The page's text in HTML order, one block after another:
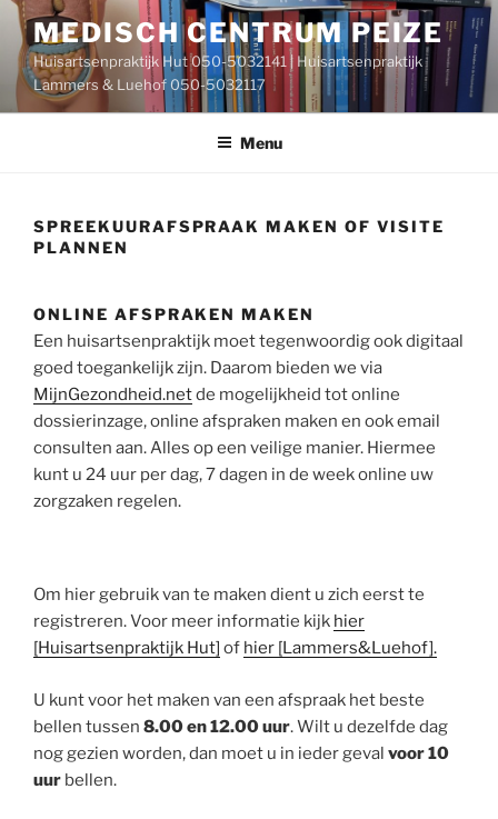
Ga
naar
inhoud
MEDISCH CENTRUM PEIZE
Huisartsenpraktijk Hut 050-5032141 | Huisartsenpraktijk
Lammers & Luehof 050-5032117
Menu
SPREEKUURAFSPRAAK MAKEN OF VISITE
PLANNEN
ONLINE AFSPRAKEN MAKEN
Patienten
portaal
voor
Huisartsenpraktijk
Hut”
Een huisartsenpraktijk moet tegenwoordig ook digitaal
goed toegankelijk zijn. Daarom bieden we via
MijnGezondheid.netde mogelijkheid tot online
dossierinzage, online afspraken maken en ook email
consulten aan. Alles op een veilige manier. Hiermee
kunt u 24 uur per dag, 7 dagen in de week online uw
zorgzaken regelen.
Om hier gebruik van te maken dient u zich eerst te
registreren. Voor meer informatie kijk hier
[Huisartsenpraktijk Hut] of hier [Lammers&Luehof].
U kunt voor het maken van een afspraak het beste
bellen tussen 8.00 en 12.00 uur. Wilt u dezelfde dag
nog gezien worden, dan moet u in ieder geval voor 10
uur bellen.